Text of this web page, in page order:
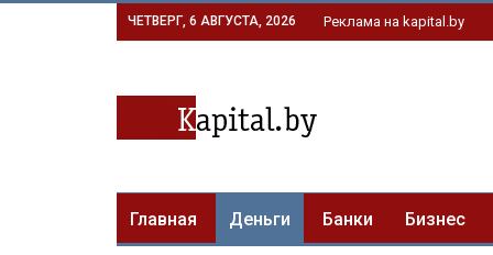
ЧЕТВЕРГ, 6 АВГУСТА, 2026 Реклама на kapital.by
Главная Деньги Банки Бизнес